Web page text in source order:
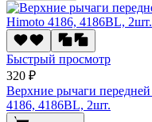
Быстрый просмотр
320 ₽
Верхние рычаги
4186, 4186BL, 2шт.